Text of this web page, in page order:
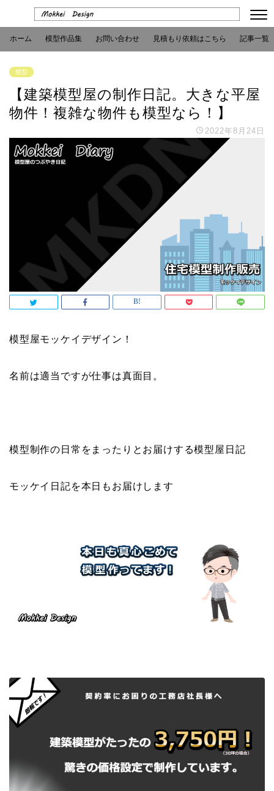
ホーム 模型作品集 お問い合わせ 見積もり依頼はこちら 記事一覧
模型
【建築模型屋の制作日記。大きな平屋
物件！複雑な物件も模型なら！】
2022年8月24日
模型屋モッケイデザイン！
名前は適当ですが仕事は真面目。
模型制作の日常をまったりとお届けする模型屋日記
モッケイ日記を本日もお届けします